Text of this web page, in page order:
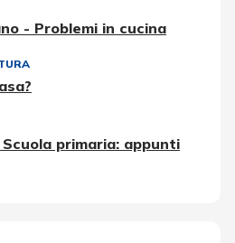
- Problemi in cucina
primaria: appunti